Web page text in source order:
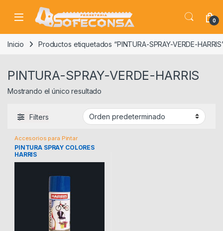
Skip to navigation
Skip to content
0
Inicio Productos etiquetados “PINTURA-SPRAY-VERDE-
PINTURA-SPRAY-VERDE-HARRIS
Mostrando el único resultado
Filters
Accesorios para Pintar
PINTURA SPRAY COLORES
HARRIS